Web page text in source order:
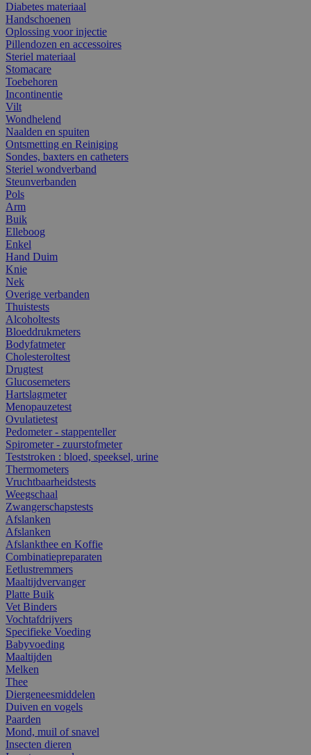
Diabetes materiaal
Handschoenen
Oplossing voor injectie
Pillendozen en accessoires
Steriel materiaal
Stomacare
Toebehoren
Incontinentie
Vilt
Wondhelend
Naalden en spuiten
Ontsmetting en Reiniging
Sondes, baxters en catheters
Steriel wondverband
Steunverbanden
Pols
Arm
Buik
Elleboog
Enkel
Hand Duim
Knie
Nek
Overige verbanden
Thuistests
Alcoholtests
Bloeddrukmeters
Bodyfatmeter
Cholesteroltest
Drugtest
Glucosemeters
Hartslagmeter
Menopauzetest
Ovulatietest
Pedometer - stappenteller
Spirometer - zuurstofmeter
Teststroken : bloed, speeksel, urine
Thermometers
Vruchtbaarheidstests
Weegschaal
Zwangerschapstests
Afslanken
Afslanken
Afslankthee en Koffie
Combinatiepreparaten
Eetlustremmers
Maaltijdvervanger
Platte Buik
Vet Binders
Vochtafdrijvers
Specifieke Voeding
Babyvoeding
Maaltijden
Melken
Thee
Diergeneesmiddelen
Duiven en vogels
Paarden
Mond, muil of snavel
Insecten dieren